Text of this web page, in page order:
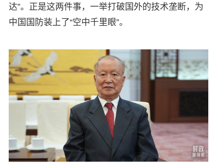
达”。正是这两件事，一举打破国外的技术垄断，为
中国国防装上了“空中千里眼”。